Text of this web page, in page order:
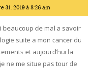
31, 2019 à 8:26 am
beaucoup de mal a savoir
suite a mon cancer du
et aujourd’hui la
ne me situe pas tour de